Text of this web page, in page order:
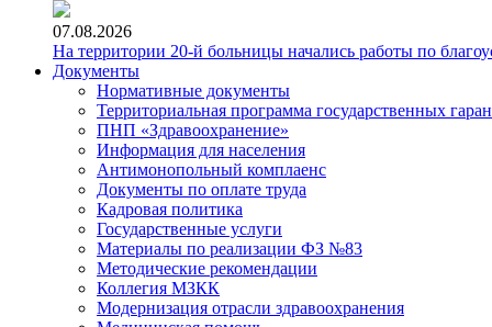
07.08.2026
На территории 20-й больницы начались работы по
Документы
Нормативные документы
Территориальная программа государственных
ПНП «Здравоохранение»
Информация для населения
Антимонопольный комплаенс
Документы по оплате труда
Кадровая политика
Государственные услуги
Материалы по реализации ФЗ №83
Методические рекомендации
Коллегия МЗКК
Модернизация отрасли здравоохранения